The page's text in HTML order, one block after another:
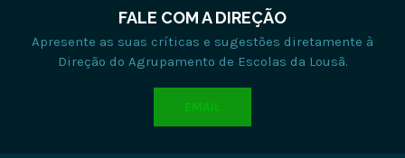
FALE COM A DIREÇÃO
Apresente as suas críticas e sugestões diretamente à
Direção do Agrupamento de Escolas da Lousã.
EMAIL